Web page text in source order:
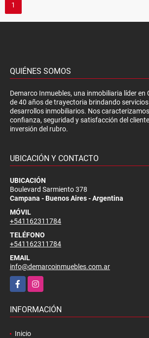
1
QUIÉNES SOMOS
Demarco Inmuebles, una inmobiliaria líder en
de 40 años de trayectoria brindando
desarrollos inmobiliarios. Nos
confianza, seguridad y satisfacción del
inversión del rubro.
UBICACIÓN
Boulevard Sarmiento 378
Campana - Buenos Aires - Argentina
MÓVIL
+541162311784
TELÉFONO
+541162311784
EMAIL
info@demarcoinmuebles.com.ar
FacebookInstagram